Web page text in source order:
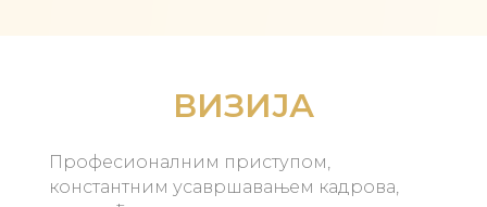
ВИЗИЈА
Професионалним приступом,
константним усавршавањем кадрова,